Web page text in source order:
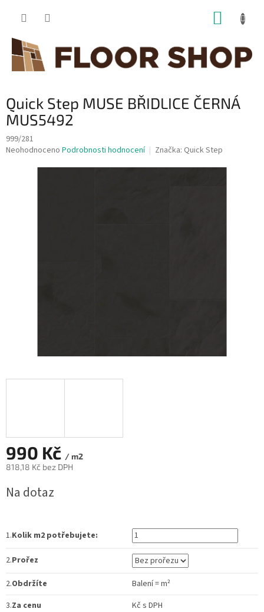
Quick Step MUSE BŘIDLICE ČERNÁ
MUS5492
999/281
Průměrné
Neohodnoceno Podrobnosti hodnocení Značka: Quick Step
990 Kč / m2
818,18 Kč bez DPH
cena:
Na dotaz
1.Kolik m2 potřebujete:
2.Prořez
2.Obdržíte Balení=m²
3.Za cenu Kč s DPH